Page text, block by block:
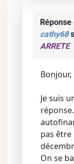
Réponse
cathy68
ARRETE
Bonjour,
Je suis
pas
On se